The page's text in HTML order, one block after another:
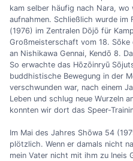
kam selber häufig nach Nara,
aufnahmen. Schließlich wurde im
(1976) im Zentralen Dōjō für
Großmeisterschaft vom 18. Sōke
an Nishikawa Gennai, Kendō 8.
So erwachte das Hōzōinryū
buddhistische Bewegung in der
verschwunden war, nach einem
Leben und schlug neue Wurzeln
konnten wir dort das Speer-
Im Mai des Jahres Shōwa 54
plötzlich. Wenn er damals nicht
mein Vater nicht mit ihm zu Ineis